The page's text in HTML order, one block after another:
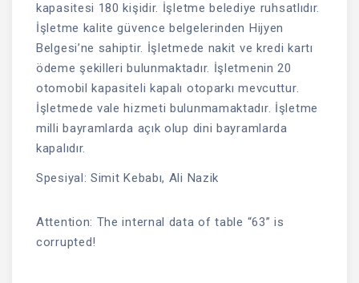
kapasitesi 180 kişidir. İşletme belediye ruhsatlıdır.
İşletme kalite güvence belgelerinden Hijyen
Belgesi’ne sahiptir. İşletmede nakit ve kredi kartı
ödeme şekilleri bulunmaktadır. İşletmenin 20
otomobil kapasiteli kapalı otoparkı mevcuttur.
İşletmede vale hizmeti bulunmamaktadır. İşletme
milli bayramlarda açık olup dini bayramlarda
kapalıdır.
Spesiyal: Simit Kebabı, Ali Nazik
Attention: The internal data of table “63” is
corrupted!